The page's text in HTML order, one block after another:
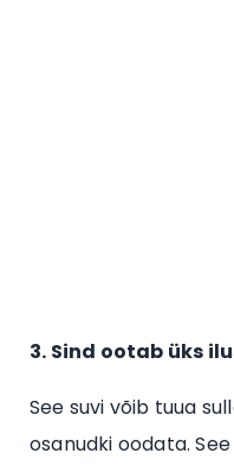
3. Sind ootab üks
See suvi võib tuua
osanudki oodata.